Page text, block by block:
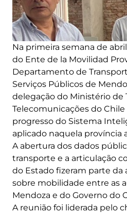
Na primeira semana de
do Ente de la Movilidad
Departamento de
Serviços Públicos de
delegação do Ministério de
Telecomunicações do Chile
progresso do Sistema
aplicado naquela província
A abertura dos dados
transporte e a articulação
do Estado fizeram parte da
sobre mobilidade entre as
Mendoza e do Governo do
A reunião foi liderada pelo